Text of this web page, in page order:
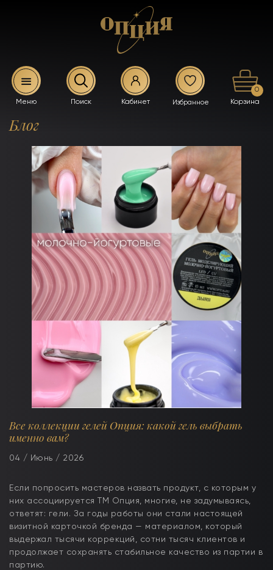
0
Блог
Все коллекции гелей Опция: какой гель выбрать
именно вам?
04 / Июнь / 2026
Если попросить мастеров назвать продукт, с которым у
них ассоциируется ТМ Опция, многие, не задумываясь,
ответят: гели. За годы работы они стали настоящей
визитной карточкой бренда — материалом, который
выдержал тысячи коррекций, сотни тысяч клиентов и
продолжает сохранять стабильное качество из партии в
партию.